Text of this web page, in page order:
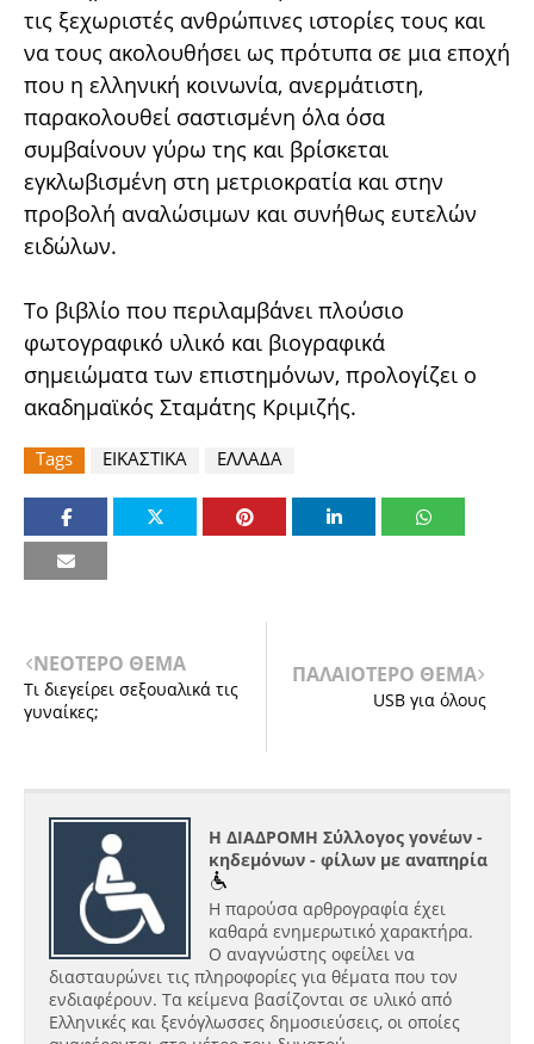
τις ξεχωριστές ανθρώπινες ιστορίες τους και
να τους ακολουθήσει ως πρότυπα σε μια εποχή
που η ελληνική κοινωνία, ανερμάτιστη,
παρακολουθεί σαστισμένη όλα όσα
συμβαίνουν γύρω της και βρίσκεται
εγκλωβισμένη στη μετριοκρατία και στην
προβολή αναλώσιμων και συνήθως ευτελών
ειδώλων.
Το βιβλίο που περιλαμβάνει πλούσιο
φωτογραφικό υλικό και βιογραφικά
σημειώματα των επιστημόνων, προλογίζει ο
ακαδημαϊκός Σταμάτης Κριμιζής.
Tags ΕΙΚΑΣΤΙΚΑ ΕΛΛΑΔΑ
ΝΕΟΤΕΡΟ ΘΕΜΑ
Τι διεγείρει σεξουαλικά τις
γυναίκες;
ΠΑΛΑΙΟΤΕΡΟ ΘΕΜΑ
USB για όλους
Η ΔΙΑΔΡΟΜΗ Σύλλογος γονέων -
κηδεμόνων - φίλων με αναπηρία
Η παρούσα αρθρογραφία έχει
καθαρά ενημερωτικό χαρακτήρα.
Ο αναγνώστης οφείλει να
διασταυρώνει τις πληροφορίες για θέματα που τον
ενδιαφέρουν. Τα κείμενα βασίζονται σε υλικό από
Ελληνικές και ξενόγλωσσες δημοσιεύσεις, οι οποίες